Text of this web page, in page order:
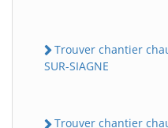
Trouver chantier
SUR-SIAGNE
Trouver chantier